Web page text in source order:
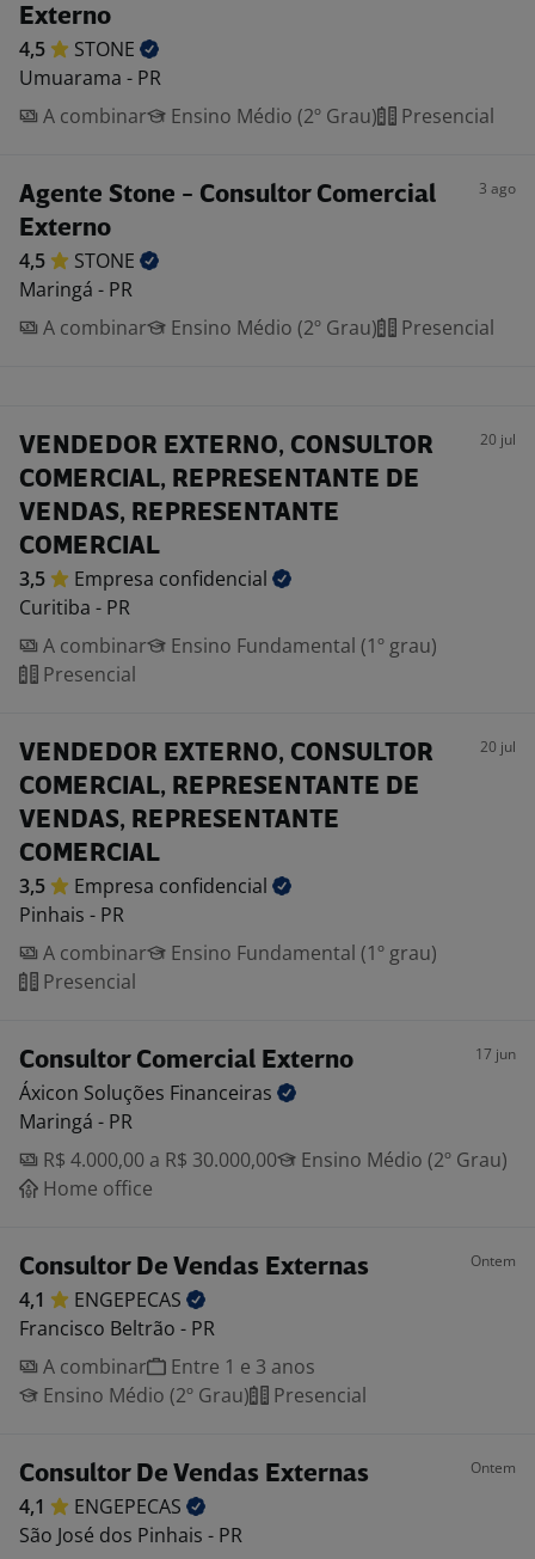
Externo
4,5
STONE
Umuarama - PR
A combinar
Ensino Médio (2º Grau) Presencial
Agente Stone - Consultor Comercial
Externo
3 ago
4,5
STONE
Maringá - PR
A combinar
Ensino Médio (2º Grau) Presencial
VENDEDOR EXTERNO, CONSULTOR
COMERCIAL, REPRESENTANTE DE
VENDAS, REPRESENTANTE
COMERCIAL
20 jul
3,5 Empresa confidencial
Curitiba - PR
A combinar
Ensino Fundamental (1º grau)
Presencial
VENDEDOR EXTERNO, CONSULTOR
COMERCIAL, REPRESENTANTE DE
VENDAS, REPRESENTANTE
COMERCIAL
20 jul
3,5 Empresa confidencial
Pinhais - PR
A combinar
Ensino Fundamental (1º grau)
Presencial
Consultor Comercial Externo 17 jun
Áxicon Soluções Financeiras
Maringá - PR
R$ 4.000,00 a R$ 30.000,00
Ensino Médio (2º Grau)
Home office
Consultor De Vendas Externas Ontem
4,1
ENGEPECAS
Francisco Beltrão - PR
A combinar
Entre 1 e 3 anos
Ensino Médio (2º Grau)
Presencial
Consultor De Vendas Externas Ontem
4,1
ENGEPECAS
São José dos Pinhais - PR